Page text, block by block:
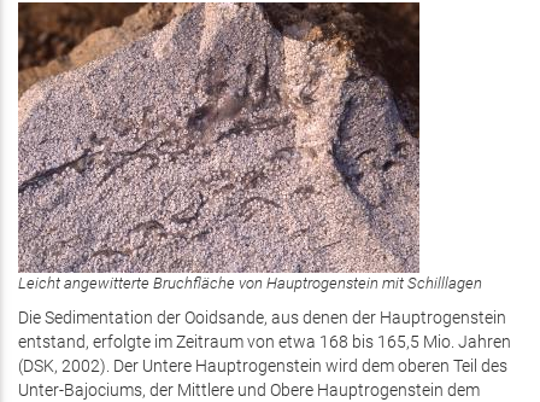
Leicht angewitterte Bruchfläche von Hauptrogenstein mit Schilllagen
Die Sedimentation der Ooidsande, aus denen der Hauptrogenstein
entstand, erfolgte im Zeitraum von etwa 168 bis 165,5 Mio. Jahren
(DSK, 2002). Der Untere Hauptrogenstein wird dem oberen Teil des
Unter-Bajociums, der Mittlere und Obere Hauptrogenstein dem